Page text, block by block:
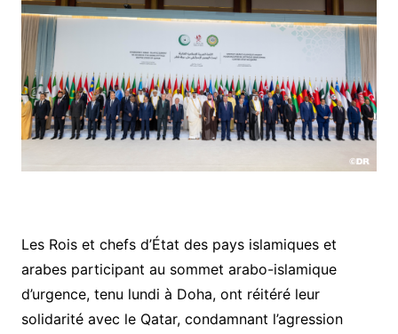
Les Rois et chefs d’État des pays islamiques et
arabes participant au sommet arabo-islamique
d’urgence, tenu lundi à Doha, ont réitéré leur
solidarité avec le Qatar, condamnant l’agression